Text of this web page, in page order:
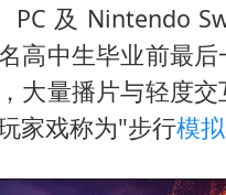
PC 及 Nintendo
高中生毕业前最
大量播片与轻度
家戏称为"步行模